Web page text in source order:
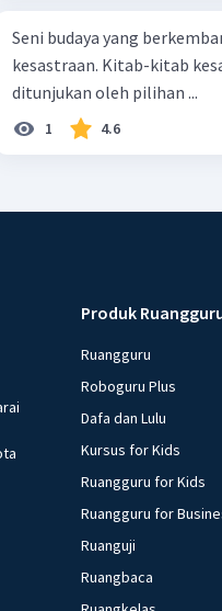
Seni budaya yang
kesastraan. Kitab-kitab
ditunjukan oleh pilihan ...
1 4.6
Produk
Ruangguru
Roboguru Plus
Dafa dan Lulu
Kursus for Kids
Ruangguru for Kids
Ruangguru for
Ruanguji
Ruangbaca